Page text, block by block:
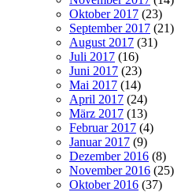
Oktober 2017 (23)
September 2017 (21)
August 2017 (31)
Juli 2017 (16)
Juni 2017 (23)
Mai 2017 (14)
April 2017 (24)
März 2017 (13)
Februar 2017 (4)
Januar 2017 (9)
Dezember 2016 (8)
November 2016 (25)
Oktober 2016 (37)